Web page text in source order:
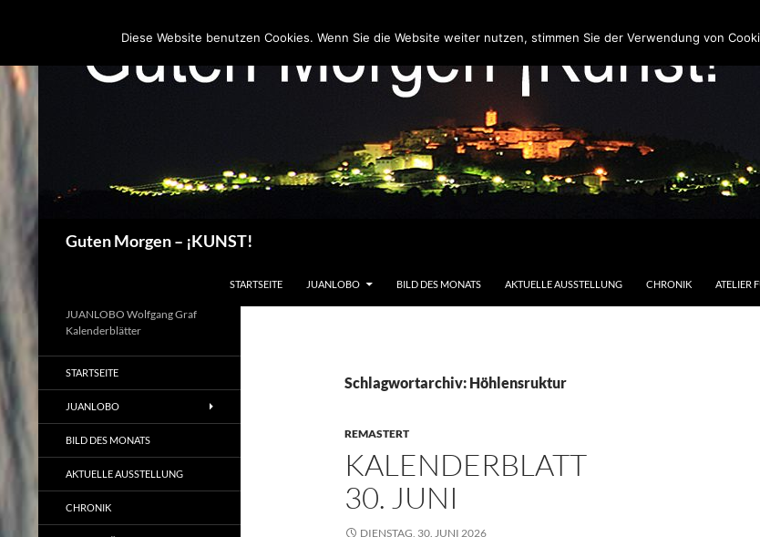
Guten Morgen – ¡KUNST!
STARTSEITE JUANLOBO BILD DES MONATS AKTUELLE AUSSTELLUNG CHRONIK ATELIER
Schlagwortarchiv: Höhlensruktur
REMASTERT
KALENDERBLATT
30. JUNI
DIENSTAG, 30. JUNI 2026
JUANLOBO Wolfgang Graf
Kalenderblätter
STARTSEITE
JUANLOBO
BILD DES MONATS
AKTUELLE AUSSTELLUNG
CHRONIK
Diese Website benutzen Cookies. Wenn Sie die Website weiter nutzen, stimmen Sie der Verwendung von